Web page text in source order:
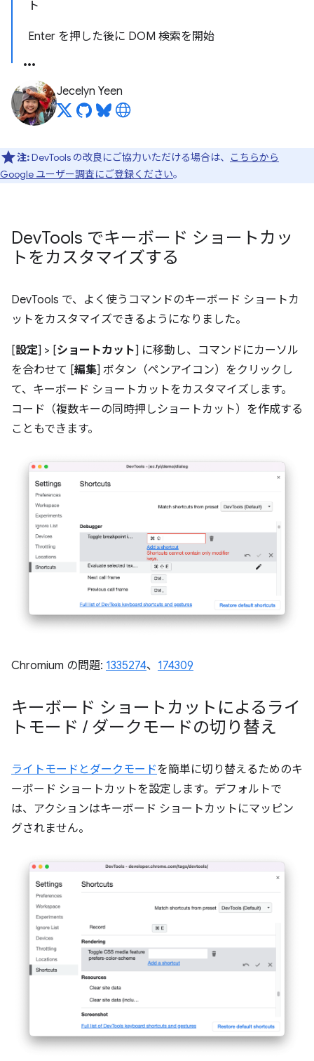
ト
Enter を押した後に DOM 検索を開始
Jecelyn Yeen
注:DevTools の改良にご協力いただける場合は、
こちらから
Google ユーザー調査にご登録ください。
DevTools でキーボード ショートカッ
トをカスタマイズする
DevTools で、よく使うコマンドのキーボード ショートカ
ットをカスタマイズできるようになりました。
[設定] > [ショートカット] に移動し、コマンドにカーソル
を合わせて [編集] ボタン（ペンアイコン）をクリックし
て、キーボード ショートカットをカスタマイズします。
コード（複数キーの同時押しショートカット）を作成する
こともできます。
Chromium の問題: 1335274、 174309
キーボード ショートカットによるライ
トモード / ダークモードの切り替え
ライトモードとダークモードを簡単に切り替えるためのキ
ーボード ショートカットを設定します。デフォルトで
は、アクションはキーボード ショートカットにマッピン
グされません。